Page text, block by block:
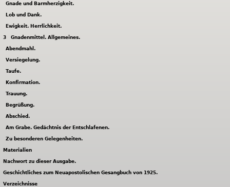
Gnade und Barmherzigkeit.
Lob und Dank.
Ewigkeit. Herrlichkeit.
3 Gnadenmittel. Allgemeines.
Abendmahl.
Versiegelung.
Taufe.
Konfirmation.
Trauung.
Begrüßung.
Abschied.
Am Grabe. Gedächtnis der Entschlafenen.
Zu besonderen Gelegenheiten.
Materialien
Nachwort zu dieser Ausgabe.
Geschichtliches zum Neuapostolischen Gesangbuch von 1925.
Verzeichnisse